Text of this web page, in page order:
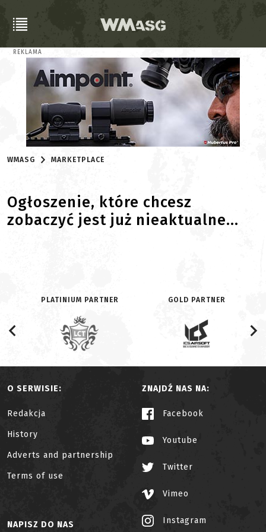
REKLAMA
WMASG MARKETPLACE
Ogłoszenie, które chcesz
zobaczyć jest już nieaktualne...
PLATINIUM PARTNER GOLD PARTNER
O SERWISIE:
Redakcja
History
Adverts and partnership
Terms of use
ZNAJDŹ NAS NA:
Facebook
Youtube
Twitter
Vimeo
Instagram
NAPISZ DO NAS